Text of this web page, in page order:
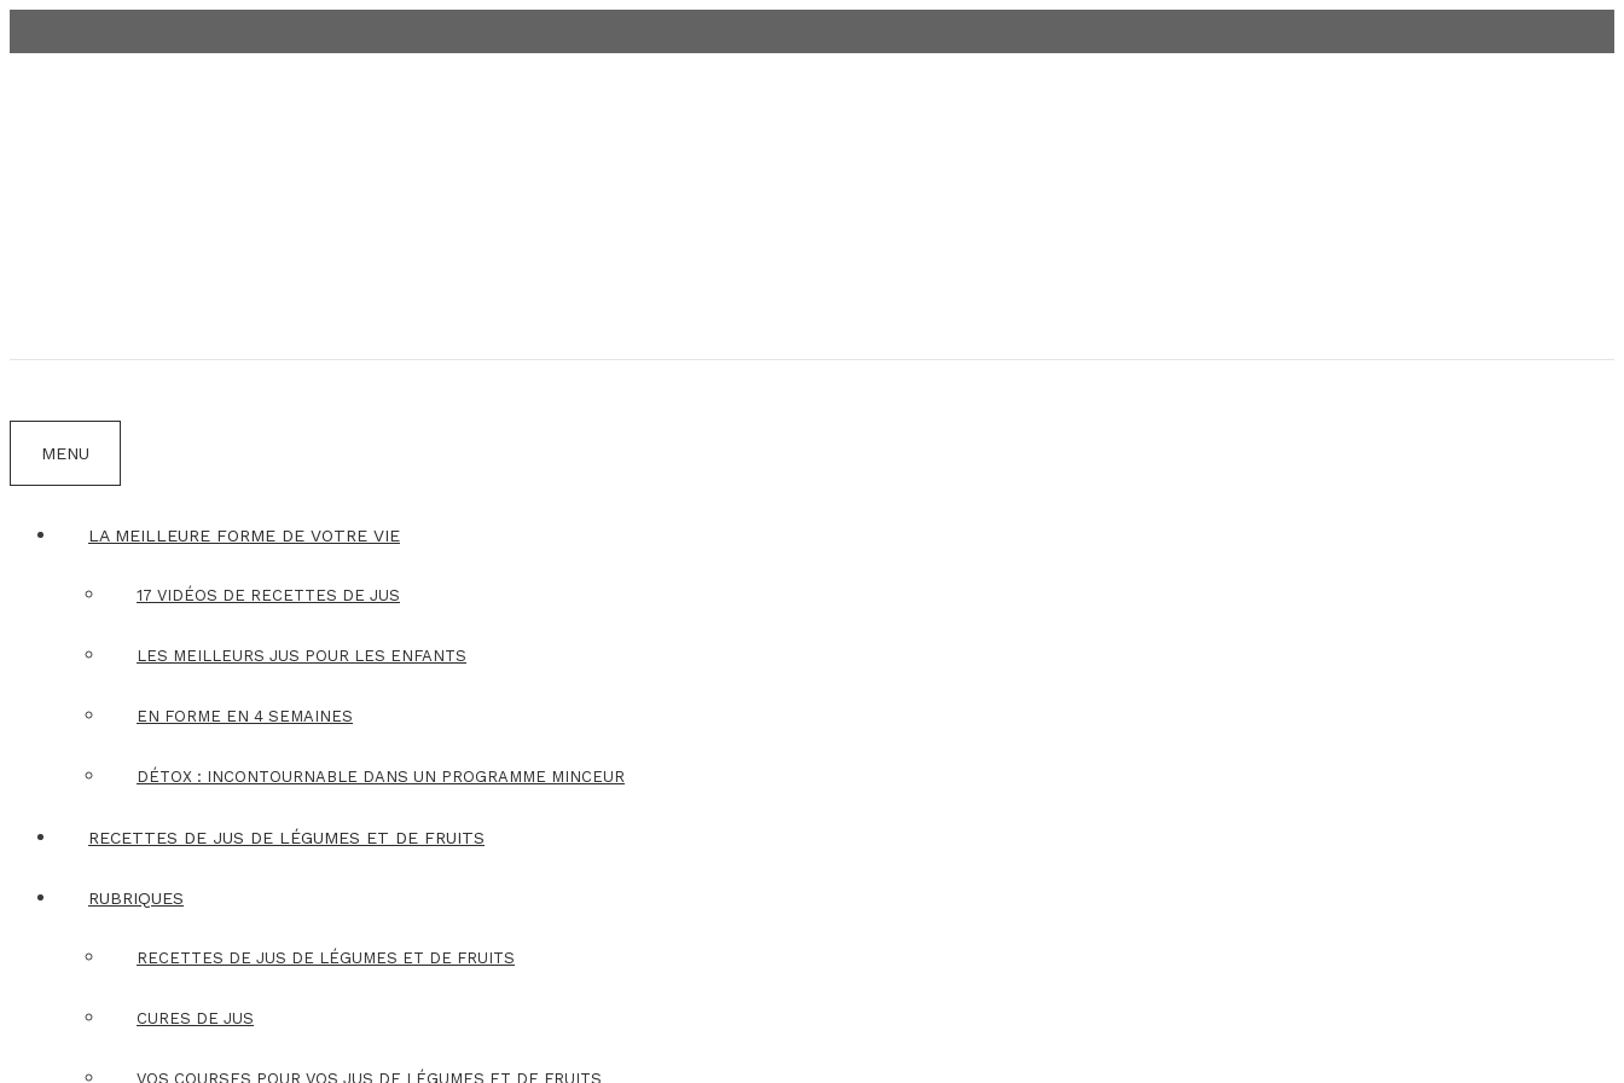
au
MENU
LA MEILLEURE FORME DE VOTRE VIE
17 VIDÉOS DE RECETTES DE JUS
LES MEILLEURS JUS POUR LES ENFANTS
EN FORME EN 4 SEMAINES
DÉTOX : INCONTOURNABLE DANS UN PROGRAMME MINCEUR
RECETTES DE JUS DE LÉGUMES ET DE FRUITS
RUBRIQUES
RECETTES DE JUS DE LÉGUMES ET DE FRUITS
CURES DE JUS
VOS COURSES POUR VOS JUS DE LÉGUMES ET DE FRUITS